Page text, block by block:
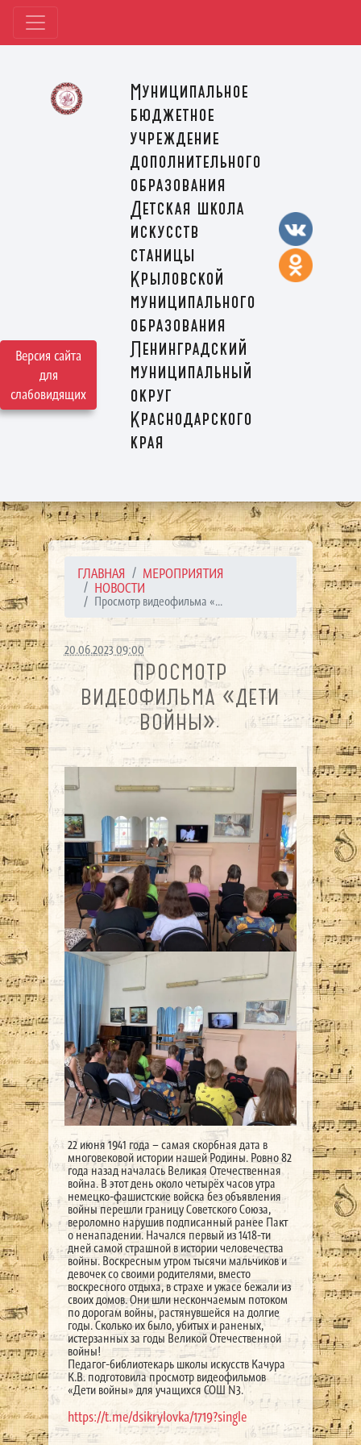
Версия сайта
для
слабовидящих
Муниципальное
бюджетное
учреждение
дополнительного
образования
Детская школа
искусств
станицы
Крыловской
муниципального
образования
Ленинградский
муниципальный
округ
Краснодарского
края
ГЛАВНАЯ
МЕРОПРИЯТИЯ
НОВОСТИ
Просмотр видеофильма «...
20.06.2023 09:00
ПРОСМОТР
ВИДЕОФИЛЬМА «ДЕТИ
ВОЙНЫ».
22 июня 1941 года – самая скорбная дата в
многовековой истории нашей Родины. Ровно 82
года назад началась Великая Отечественная
война. В этот день около четырёх часов утра
немецко-фашистские войска без объявления
войны перешли границу Советского Союза,
вероломно нарушив подписанный ранее Пакт
о ненападении. Начался первый из 1418-ти
дней самой страшной в истории человечества
войны. Воскресным утром тысячи мальчиков и
девочек со своими родителями, вместо
воскресного отдыха, в страхе и ужасе бежали из
своих домов. Они шли нескончаемым потоком
по дорогам войны, растянувшейся на долгие
годы. Сколько их было, убитых и раненых,
истерзанных за годы Великой Отечественной
войны!
Педагог-библиотекарь школы искусств Качура
К.В. подготовила просмотр видеофильмов
«Дети войны» для учащихся СОШ N3.
https://t.me/dsikrylovka/1719?single